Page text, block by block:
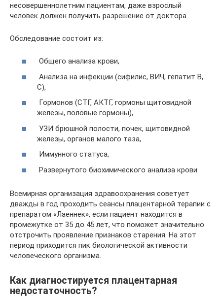
несовершеннолетним пациентам, даже взрослый
человек должен получить разрешение от доктора.
Обследование состоит из:
Общего анализа крови,
Анализа на инфекции (сифилис, ВИЧ, гепатит В,
С),
Гормонов (СТГ, АКТГ, гормоны щитовидной
железы, половые гормоны),
УЗИ брюшной полости, почек, щитовидной
железы, органов малого таза,
Иммунного статуса,
Развернутого биохимического анализа крови.
Всемирная организация здравоохранения советует
дважды в год проходить сеансы плацентарной терапии с
препаратом «Лаеннек», если пациент находится в
промежутке от 35 до 45 лет, что поможет значительно
отстрочить проявление признаков старения. На этот
период приходится пик биологической активности
человеческого организма.
Как диагностируется плацентарная
недостаточность?